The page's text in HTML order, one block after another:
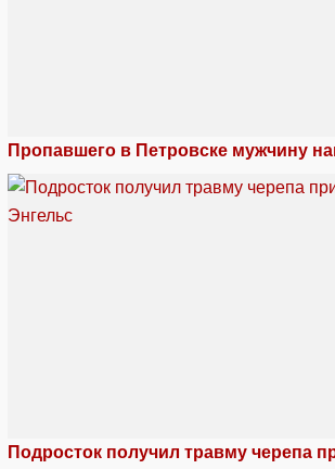
Пропавшего в Петровске мужчину
Подросток получил травму черепа